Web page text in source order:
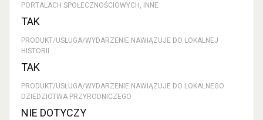
PORTALACH SPOŁECZNOŚCIOWYCH, INNE
TAK
PRODUKT/USŁUGA/WYDARZENIE NAWIĄZUJE DO LOKALNEJ
HISTORII
TAK
PRODUKT/USŁUGA/WYDARZENIE NAWIĄZUJE DO LOKALNEGO
DZIEDZICTWA PRZYRODNICZEGO
NIE DOTYCZY